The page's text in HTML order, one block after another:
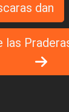
dan
las